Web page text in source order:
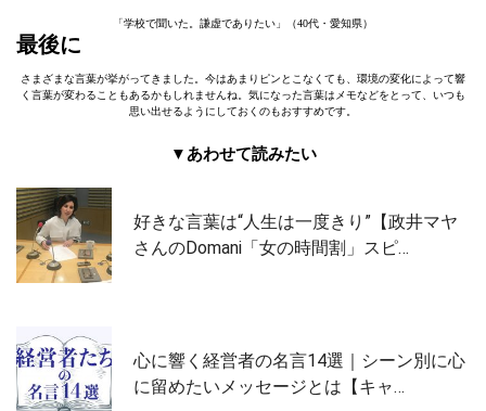
「学校で聞いた。謙虚でありたい」（40代・愛知県）
最後に
さまざまな言葉が挙がってきました。今はあまりピンとこなくても、環境の変化によって響
く言葉が変わることもあるかもしれませんね。気になった言葉はメモなどをとって、いつも
思い出せるようにしておくのもおすすめです。
▼あわせて読みたい
好きな言葉は“人生は一度きり”【政井マヤ
さんのDomani「女の時間割」スピ…
心に響く経営者の名言14選｜シーン別に心
に留めたいメッセージとは【キャ…